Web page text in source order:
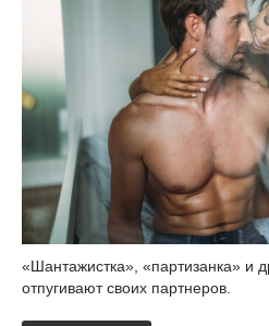
«Шантажистка», «партизанка» и
отпугивают своих партнеров.